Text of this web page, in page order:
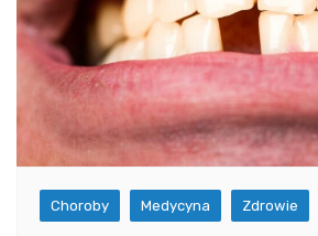
Choroby Medycyna Zdrowie